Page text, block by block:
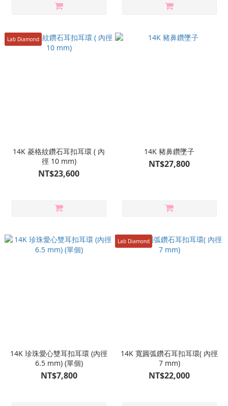
Lab Diamond
14K 菱格紋鑽石耳扣耳環 ( 內
徑 10 mm)
NT$23,600
14K 豬鼻鑽墜子
NT$27,800
14K 珍珠愛心雙耳扣耳環 (內徑
6.5 mm) (單個)
NT$7,800
Lab Diamond
14K 寬圓弧鑽石耳扣耳環( 內徑
7 mm)
NT$22,000